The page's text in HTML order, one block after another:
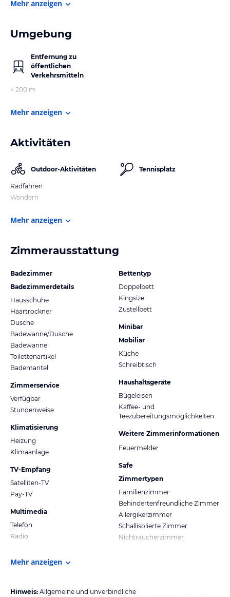
Mehr anzeigen
Umgebung
Entfernung zu
öffentlichen
Verkehrsmitteln
< 200 m
Mehr anzeigen
Aktivitäten
Outdoor-Aktivitäten
Radfahren
Wandern
Tennisplatz
Mehr anzeigen
Zimmerausstattung
Badezimmer
Badezimmerdetails
Hausschuhe
Haartrockner
Dusche
Badewanne/Dusche
Badewanne
Toilettenartikel
Bademantel
Zimmerservice
Verfügbar
Stundenweise
Klimatisierung
Heizung
Klimaanlage
TV-Empfang
Satelliten-TV
Pay-TV
Multimedia
Telefon
Radio
Bettentyp
Doppelbett
Kingsize
Zustellbett
Minibar
Mobiliar
Küche
Schreibtisch
Haushaltsgeräte
Bügeleisen
Kaffee- und
Teezubereitungsmöglichkeiten
Weitere Zimmerinformationen
Feuermelder
Safe
Zimmertypen
Familienzimmer
Behindertenfreundliche Zimmer
Allergikerzimmer
Schallisolierte Zimmer
Nichtraucherzimmer
Mehr anzeigen
Hinweis: Allgemeine und unverbindliche